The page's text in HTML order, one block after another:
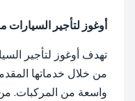
أوغوز لتأجير السيارات
تهدف أوغوز لتأجير
من خلال خدماتها
واسعة من المركبات.